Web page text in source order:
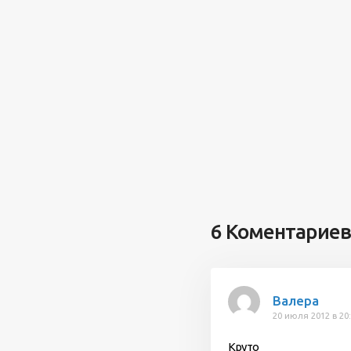
6 Коментариев
Валера
20 июля 2012 в
Круто